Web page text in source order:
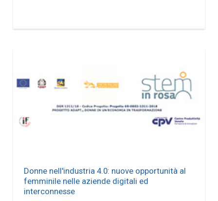
Donne nell'industria 4.0: nuove opportunità al
femminile nelle aziende digitali ed
interconnesse